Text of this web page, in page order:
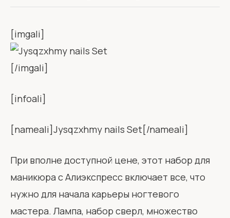
[imgali]
[/imgali]
[infoali]
[nameali]Jysqzxhmy nails Set[/nameali]
При вполне доступной цене, этот набор для
маникюра с Алиэкспресс включает все, что
нужно для начала карьеры ногтевого
мастера. Лампа, набор сверл, множество